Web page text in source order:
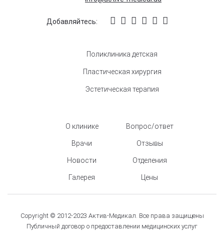
Добавляйтесь:
Поликлиника детская
Пластическая хирургия
Эстетическая терапия
О клинике
Врачи
Новости
Галерея
Вопрос/ответ
Отзывы
Отделения
Цены
Copyright © 2012-2023 Актив-Медикал. Все права защищены
Публичный договор о предоставлении медицинских услуг